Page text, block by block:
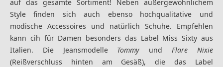
auf das gesamte Sortiment! Neben außergewöhnlichem
Style finden sich auch ebenso hochqualitative und
modische Accessoires und natürlich Schuhe. Empfehlen
kann cih für Damen besonders das Label Miss Sixty aus
Italien. Die Jeansmodelle Tommy undFlare Nixie
(Reißverschluss hinten am Gesäß), die das Label